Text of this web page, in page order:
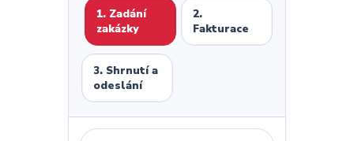
1. Zadání
zakázky
2.
Fakturace
3. Shrnutí a
odeslání